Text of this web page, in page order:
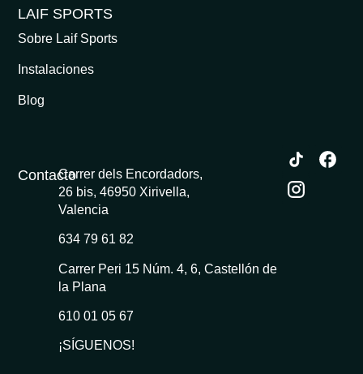
LAIF SPORTS
Sobre Laif Sports
Instalaciones
Blog
ContactoCarrer dels Encordadors,
26 bis, 46950 Xirivella,
Valencia
634 79 61 82
Carrer Peri 15 Núm. 4, 6, Castellón de
la Plana
610 01 05 67
¡SÍGUENOS!